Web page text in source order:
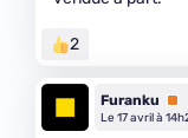
2
Furanku
Le 17 avril à